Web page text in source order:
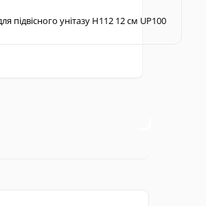
унітазу Н112 12 см UP100